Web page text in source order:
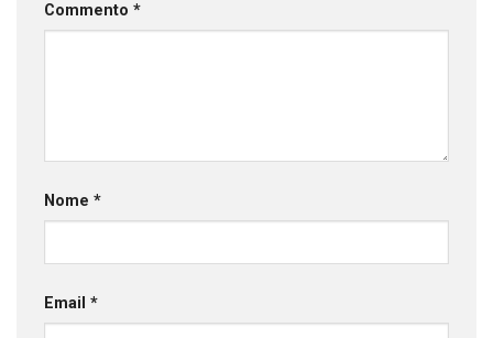
Commento *
Nome *
Email *